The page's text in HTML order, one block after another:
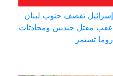
إسرائيل تقصف جنوب لبنان
عقب مقتل جنديين ومحادثات
روما تستمر